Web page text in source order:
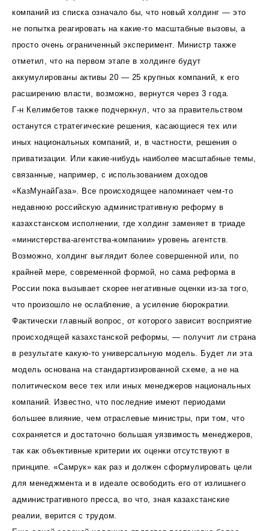
компаний из списка означало бы, что новый холдинг — это
не попытка реагировать на какие-то масштабные вызовы, а
просто очень ограниченный эксперимент. Министр также
отметил, что на первом этапе в холдинге будут
аккумулированы активы 20 — 25 крупных компаний, к его
расширению власти, возможно, вернутся через 3 года.
Г-н Келимбетов также подчеркнул, что за правительством
останутся стратегические решения, касающиеся тех или
иных национальных компаний, и, в частности, решения о
приватизации. Или какие-нибудь наиболее масштабные темы,
связанные, например, с использованием доходов
«КазМунайГаза». Все происходящее напоминает чем-то
недавнюю российскую административную реформу в
казахстанском исполнении, где холдинг заменяет в триаде
«министерства-агентства-компании» уровень агентств.
Возможно, холдинг выглядит более совершенной или, по
крайней мере, современной формой, но сама реформа в
России пока вызывает скорее негативные оценки из-за того,
что произошло не ослабление, а усиление бюрократии.
Фактически главный вопрос, от которого зависит восприятие
происходящей казахстанской реформы, — получит ли страна
в результате какую-то универсальную модель. Будет ли эта
модель основана на стандартизированной схеме, а не на
политическом весе тех или иных менеджеров национальных
компаний. Известно, что последние имеют периодами
большее влияние, чем отраслевые министры, при том, что
сохраняется и достаточно большая уязвимость менеджеров,
так как объективные критерии их оценки отсутствуют в
принципе. «Самрук» как раз и должен сформулировать цели
для менеджмента и в идеале освободить его от излишнего
административного пресса, во что, зная казахстанские
реалии, верится с трудом.